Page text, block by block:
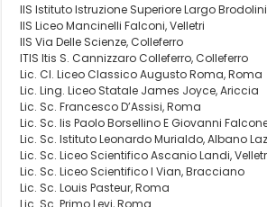
IIS Istituto Istruzione Superiore Largo
IIS Liceo Mancinelli Falconi, Velletri
IIS Via Delle Scienze, Colleferro
ITIS Itis S. Cannizzaro Colleferro, Colleferro
Lic. Cl. Liceo Classico Augusto Roma, Roma
Lic. Ling. Liceo Statale James Joyce, Ariccia
Lic. Sc. Francesco D’Assisi, Roma
Lic. Sc. Iis Paolo Borsellino E Giovanni
Lic. Sc. Istituto Leonardo Murialdo, Albano
Lic. Sc. Liceo Scientifico Ascanio Landi,
Lic. Sc. Liceo Scientifico I Vian, Bracciano
Lic. Sc. Louis Pasteur, Roma
Lic. Sc. Primo Levi, Roma